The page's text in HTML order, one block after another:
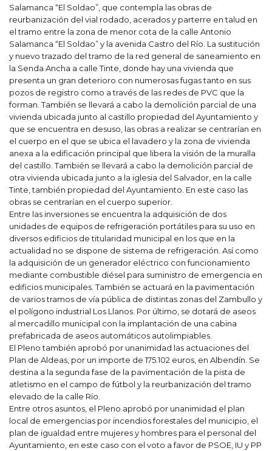
Salamanca “El Soldao”, que contempla las obras de
reurbanización del vial rodado, acerados y parterre en talud en
el tramo entre la zona de menor cota de la calle Antonio
Salamanca “El Soldao” y la avenida Castro del Río. La sustitución
y nuevo trazado del tramo de la red general de saneamiento en
la Senda Ancha a calle Tinte, donde hay una vivienda que
presenta un gran deterioro con numerosas fugas tanto en sus
pozos de registro como a través de las redes de PVC que la
forman. También se llevará a cabo la demolición parcial de una
vivienda ubicada junto al castillo propiedad del Ayuntamiento y
que se encuentra en desuso, las obras a realizar se centrarían en
el cuerpo en el que se ubica el lavadero y la zona de vivienda
anexa a la edificación principal que libera la visión de la muralla
del castillo. También se llevará a cabo la demolición parcial de
otra vivienda ubicada junto a la iglesia del Salvador, en la calle
Tinte, también propiedad del Ayuntamiento. En este caso las
obras se centrarían en el cuerpo superior.
Entre las inversiones se encuentra la adquisición de dos
unidades de equipos de refrigeración portátiles para su uso en
diversos edificios de titularidad municipal en los que en la
actualidad no se dispone de sistema de refrigeración. Así como
la adquisición de un generador eléctrico con funcionamiento
mediante combustible diésel para suministro de emergencia en
edificios municipales. También se actuará en la pavimentación
de varios tramos de vía pública de distintas zonas del Zambullo y
el polígono industrial Los Llanos. Por último, se dotará de aseos
al mercadillo municipal con la implantación de una cabina
prefabricada de aseos automáticos autolimpiables.
El Pleno también aprobó por unanimidad las actuaciones del
Plan de Aldeas, por un importe de 175.102 euros, en Albendín. Se
destina a la segunda fase de la pavimentación de la pista de
atletismo en el campo de fútbol y la reurbanización del tramo
elevado de la calle Río.
Entre otros asuntos, el Pleno aprobó por unanimidad el plan
local de emergencias por incendios forestales del municipio, el
plan de igualdad entre mujeres y hombres para el personal del
Ayuntamiento, en este caso con el voto a favor de PSOE, IU y PP